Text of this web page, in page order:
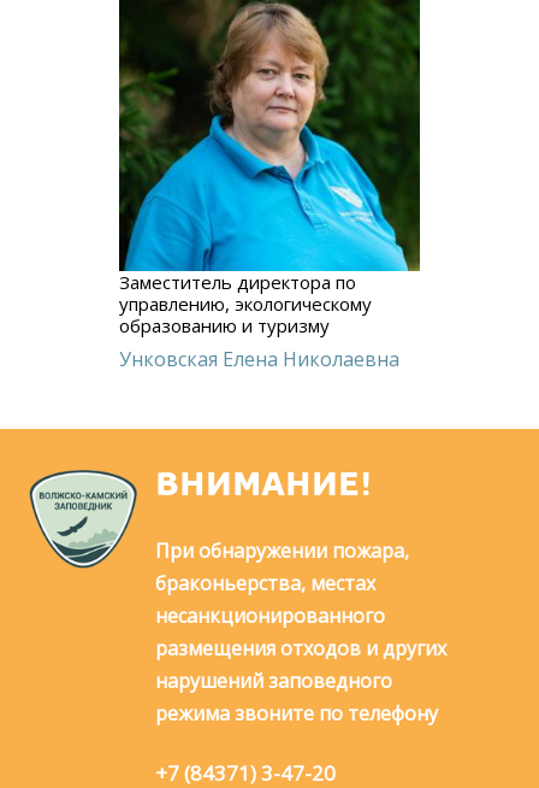
Заместитель директора по
управлению, экологическому
образованию и туризму
Унковская Елена Николаевна
ВНИМАНИЕ!
При обнаружении пожара,
браконьерства, местах
несанкционированного
размещения отходов и других
нарушений заповедного
режима звоните по телефону
+7 (84371) 3-47-20